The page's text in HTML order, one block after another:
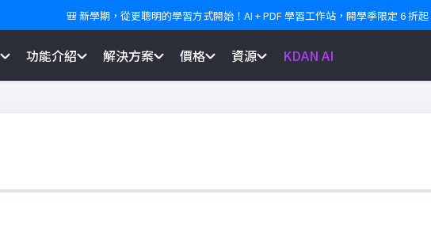
🎒 新學期，從更聰明的學習方式開始！AI + PDF 學習工作站，開學季限定 6 折
功能介紹 解決方案 價格 資源 KDAN AI